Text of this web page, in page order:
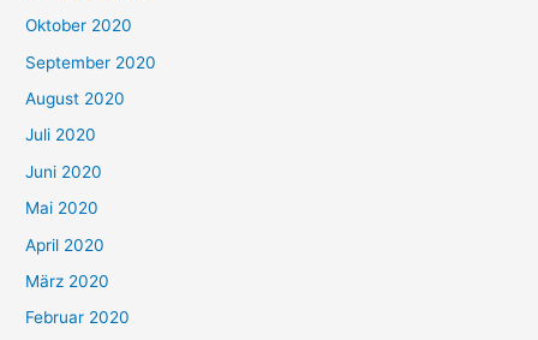
Oktober 2020
September 2020
August 2020
Juli 2020
Juni 2020
Mai 2020
April 2020
März 2020
Februar 2020